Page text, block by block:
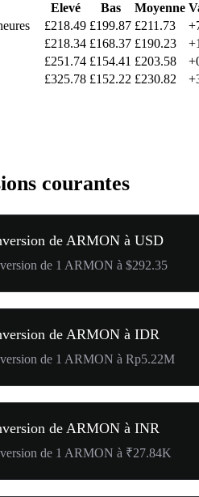
Elevé Bas Moyenne
£218.49 £199.87 £211.73
£218.34 £168.37 £190.23
£251.74 £154.41 £203.58
£325.78 £152.22 £230.82
courantes
de ARMON à USD
de 1 ARMON à $292.35
de ARMON à IDR
de 1 ARMON à Rp5.22M
de ARMON à INR
de 1 ARMON à ₹27.84K